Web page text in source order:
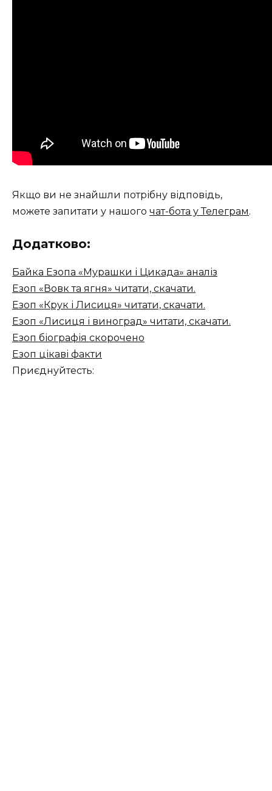
Якщо ви не знайшли потрібну відповідь,
можете запитати у нашого чат-бота у Телеграм.
Додатково:
Байка Езопа «Мурашки і Цикада» аналіз
Езоп «Вовк та ягня» читати, скачати.
Езоп «Крук і Лисиця» читати, скачати.
Езоп «Лисиця і виноград» читати, скачати.
Езоп біографія скорочено
Езоп цікаві факти
Приєднуйтесть: